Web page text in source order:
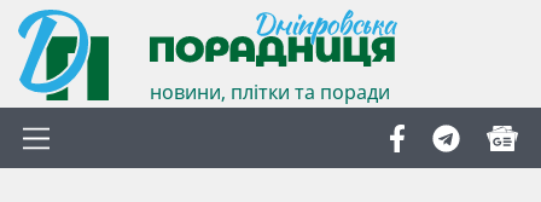
новини, плітки та поради